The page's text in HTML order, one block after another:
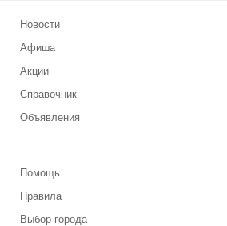
Новости
Афиша
Акции
Справочник
Объявления
Помощь
Правила
Выбор города